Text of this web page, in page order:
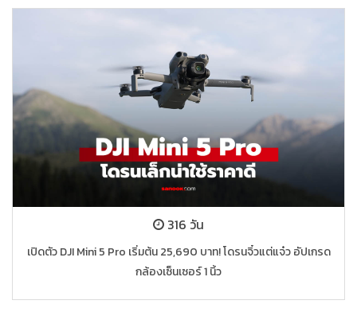
316 วัน
เปิดตัว DJI Mini 5 Pro เริ่มต้น 25,690 บาท! โดรนจิ๋วแต่แจ๋ว อัปเกรด
กล้องเซ็นเซอร์ 1 นิ้ว